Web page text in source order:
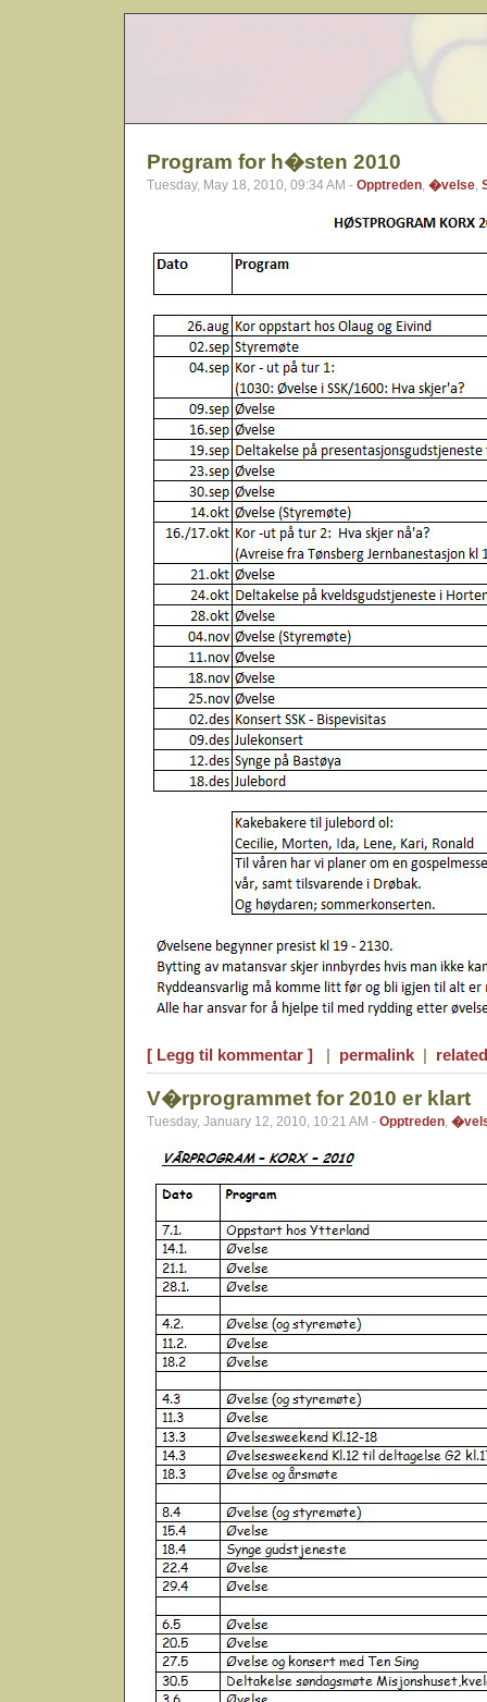
Program for h�sten 2010
Tuesday, May 18, 2010, 09:34 AM - Opptreden, �velse,
[ Legg til kommentar ] | permalink |
V�rprogrammet for 2010 er klart
Tuesday, January 12, 2010, 10:21 AM - Opptreden,